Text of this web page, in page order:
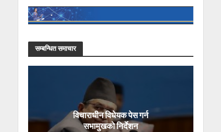
सम्बन्धित समाचार
विचाराधीन विधेयक पेस गर्न
सभामुखको निर्देशन